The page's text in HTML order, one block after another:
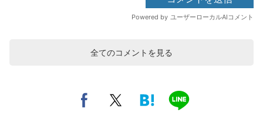
全てのコメントを見る